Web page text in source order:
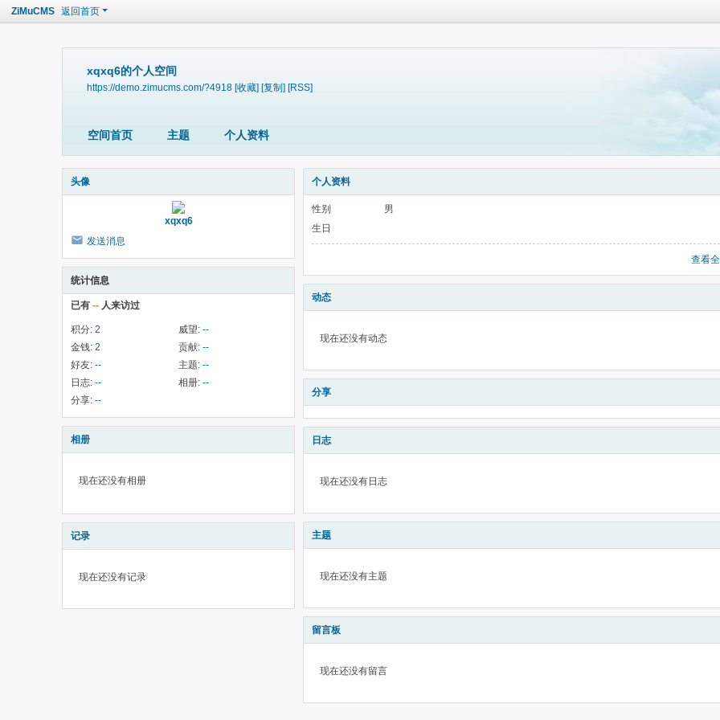
ZiMuCMS 返回首页
xqxq6的个人空间
https://demo.zimucms.com/?4918 [收藏] [复制] [RSS]
空间首页 主题 个人资料
头像
xqxq6
发送消息
统计信息
已有 -- 人来访过
积分: 2 威望: --
金钱: 2 贡献: --
好友: -- 主题: --
日志: -- 相册: --
分享: --
相册
现在还没有相册
记录
现在还没有记录
个人资料
性别
男
生日
查看
动态
现在还没有动态
分享
日志
现在还没有日志
主题
现在还没有主题
留言板
现在还没有留言